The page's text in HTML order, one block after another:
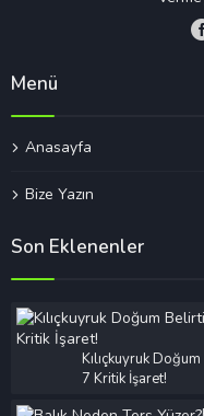
Menü
Anasayfa
Bize Yazın
Son Eklenenler
Kılıçkuyruk
7 Kritik İşaret!